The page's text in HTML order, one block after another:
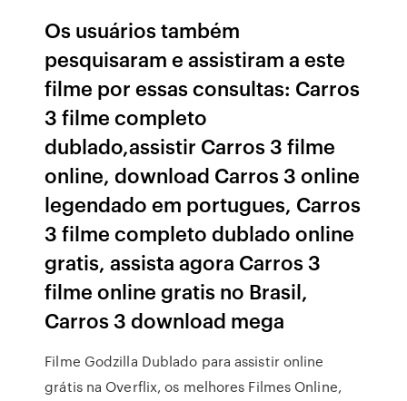
Os usuários também
pesquisaram e assistiram a este
filme por essas consultas: Carros
3 filme completo
dublado,assistir Carros 3 filme
online, download Carros 3 online
legendado em portugues, Carros
3 filme completo dublado online
gratis, assista agora Carros 3
filme online gratis no Brasil,
Carros 3 download mega
Filme Godzilla Dublado para assistir online
grátis na Overflix, os melhores Filmes Online,